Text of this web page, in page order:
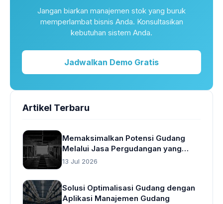
Jangan biarkan manajemen stok yang buruk
memperlambat bisnis Anda. Konsultasikan
kebutuhan sistem Anda.
Jadwalkan Demo Gratis
Artikel Terbaru
Memaksimalkan Potensi Gudang
Melalui Jasa Pergudangan yang
Cerdas
13 Jul 2026
Solusi Optimalisasi Gudang dengan
Aplikasi Manajemen Gudang